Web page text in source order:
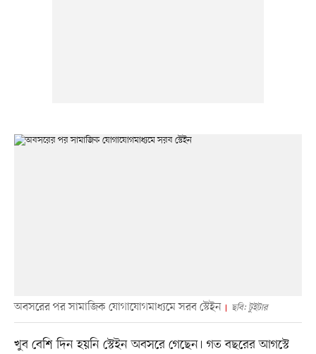
অবসরের পর সামাজিক যোগাযোগমাধ্যমে সরব স্টেইন ছবি: টুইটার
খুব বেশি দিন হয়নি স্টেইন অবসরে গেছেন। গত বছরের আগস্টে